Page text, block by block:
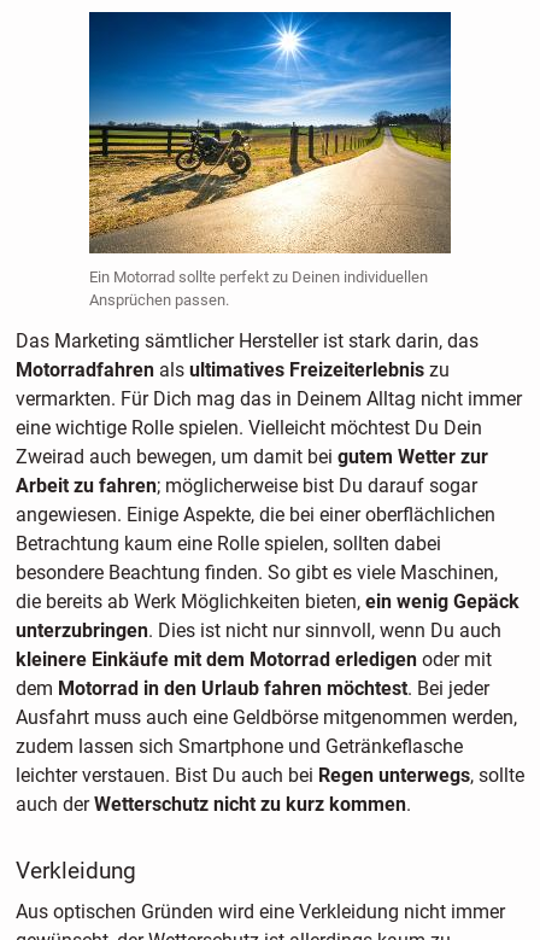
Ein Motorrad sollte perfekt zu Deinen individuellen
Ansprüchen passen.
Das Marketing sämtlicher Hersteller ist stark darin, das
Motorradfahrenals ultimatives Freizeiterlebniszu
vermarkten. Für Dich mag das in Deinem Alltag nicht immer
eine wichtige Rolle spielen. Vielleicht möchtest Du Dein
Zweirad auch bewegen, um damit bei gutem Wetter zur
Arbeit zu fahren; möglicherweise bist Du darauf sogar
angewiesen. Einige Aspekte, die bei einer oberflächlichen
Betrachtung kaum eine Rolle spielen, sollten dabei
besondere Beachtung finden. So gibt es viele Maschinen,
die bereits ab Werk Möglichkeiten bieten, ein wenig Gepäck
unterzubringen. Dies ist nicht nur sinnvoll, wenn Du auch
kleinere Einkäufe mit dem Motorrad erledigenoder mit
dem Motorrad in den Urlaub fahren möchtest. Bei jeder
Ausfahrt muss auch eine Geldbörse mitgenommen werden,
zudem lassen sich Smartphone und Getränkeflasche
leichter verstauen. Bist Du auch bei Regen unterwegs, sollte
auch derWetterschutz nicht zu kurz kommen.
Verkleidung
Aus optischen Gründen wird eine Verkleidung nicht immer